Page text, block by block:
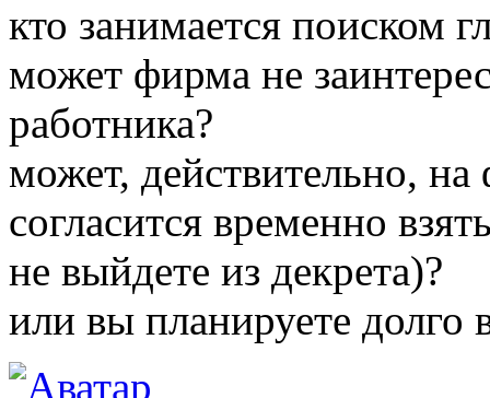
кто занимается поиском
может фирма не
работника?
может, действительно,
согласится временно
не выйдете из декрета)?
или вы планируете долго